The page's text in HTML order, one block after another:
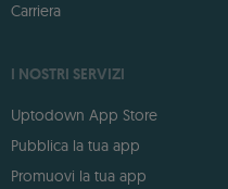
Carriera
I NOSTRI SERVIZI
Uptodown App Store
Pubblica la tua app
Promuovi la tua app